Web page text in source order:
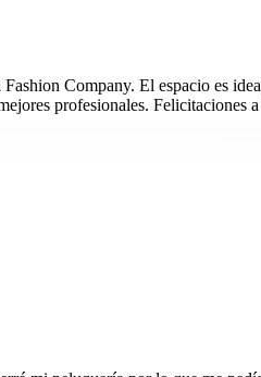
Company. El espacio es
profesionales. Felicitaciones